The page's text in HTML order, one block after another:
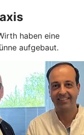
haben eine
aufgebaut.